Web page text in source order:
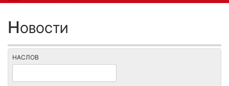
Новости
НАСЛОВ